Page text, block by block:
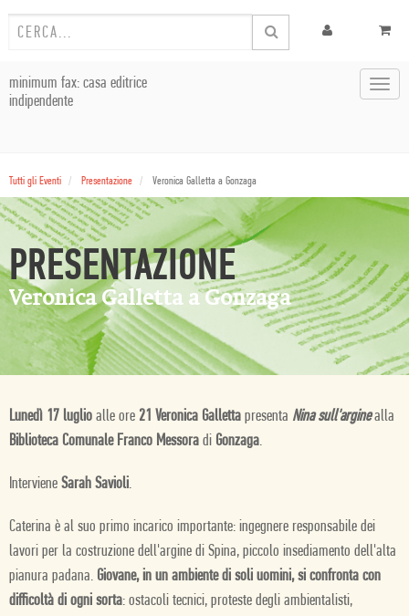
minimum fax: casa editrice
indipendente
Tutti gli Eventi Presentazione Veronica Galletta a Gonzaga
PRESENTAZIONE
Veronica Galletta a Gonzaga
Lunedì 17 luglio alle ore 21 Veronica Galletta presenta Nina sull'arginealla
Biblioteca Comunale Franco Messora di Gonzaga.
Interviene Sarah Savioli.
Caterina è al suo primo incarico importante: ingegnere responsabile dei
lavori per la costruzione dell'argine di Spina, piccolo insediamento dell'alta
pianura padana. Giovane, in un ambiente di soli uomini, si confronta con
difficoltà di ogni sorta: ostacoli tecnici, proteste degli ambientalisti,